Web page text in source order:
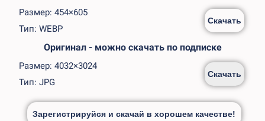
Размер: 454×605
Тип: WEBP
Скачать
Оригинал - можно скачать по подписке
Размер: 4032×3024
Тип: JPG
Скачать
Зарегистрируйся и скачай в хорошем качестве!